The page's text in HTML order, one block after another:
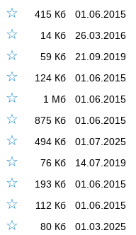
☆ 01.06.2015
415 Кб
☆ 26.03.2016
14 Кб
☆ 21.09.2019
59 Кб
☆ 01.06.2015
124 Кб
☆ 01.06.2015
1 Мб
☆ 01.06.2015
875 Кб
☆ 01.07.2025
494 Кб
☆ 14.07.2019
76 Кб
☆ 01.06.2015
193 Кб
☆ 01.06.2015
112 Кб
☆ 01.03.2025
80 Кб